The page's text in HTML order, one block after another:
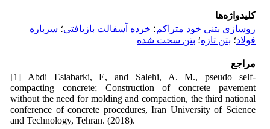
کلیدواژه‌ها
روسازی بتنی خود متراکم؛ خرده‌ آسفالت بازیافتی؛ سرباره
فولاد؛ بتن تازه؛ بتن سخت شده
مراجع
[1] Abdi Esiabarki, E, and Salehi, A. M., pseudo self-
compacting concrete; Construction of concrete pavement
without the need for molding and compaction, the third national
conference of concrete procedures, Iran University of Science
and Technology, Tehran. (2018).